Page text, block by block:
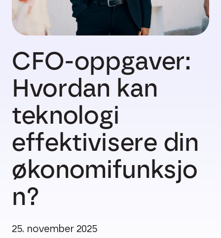
CFO-oppgaver:
Hvordan kan
teknologi
effektivisere din
økonomifunksjo
n?
25. november 2025